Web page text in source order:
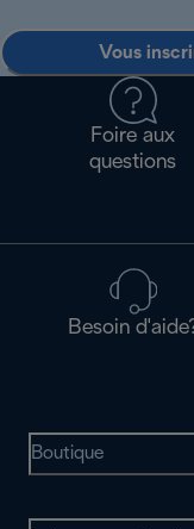
Vous
Foire aux
questions
Besoin
Boutique